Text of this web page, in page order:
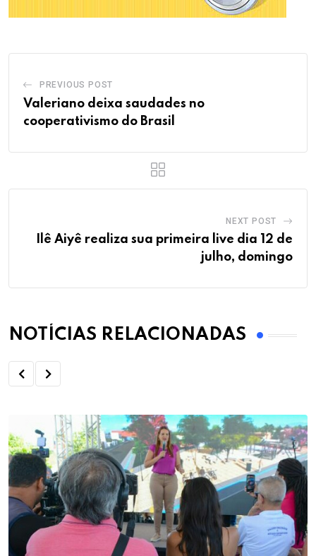
PREVIOUS POST
Valeriano deixa saudades no
cooperativismo do Brasil
NEXT POST
Ilê Aiyê realiza sua primeira live dia 12 de
julho, domingo
NOTÍCIAS RELACIONADAS